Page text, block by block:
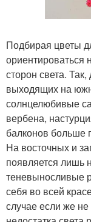
Подбирая цветы
ориентироваться
сторон света.
выходящих на
солнцелюбивые
вербена,
балконов больше
На восточных и
появляется лишь
теневыносливые
себя во всей
случае если же не